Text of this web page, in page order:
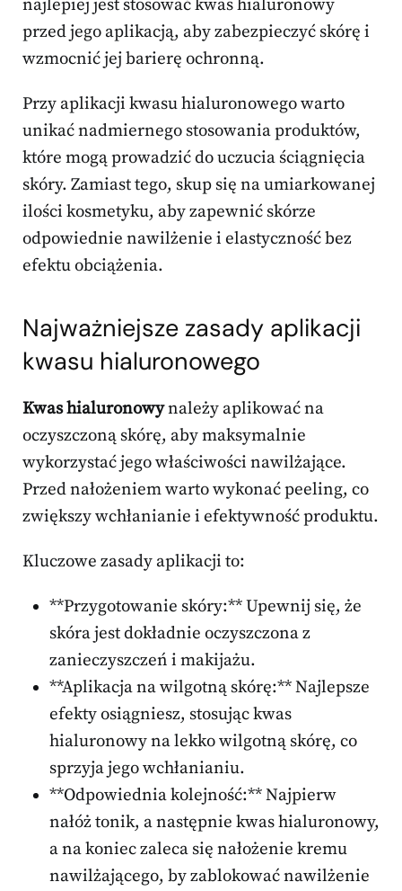
najlepiej jest stosować kwas hialuronowy
przed jego aplikacją, aby zabezpieczyć skórę i
wzmocnić jej barierę ochronną.
Przy aplikacji kwasu hialuronowego warto
unikać nadmiernego stosowania produktów,
które mogą prowadzić do uczucia ściągnięcia
skóry. Zamiast tego, skup się na umiarkowanej
ilości kosmetyku, aby zapewnić skórze
odpowiednie nawilżenie i elastyczność bez
efektu obciążenia.
Najważniejsze zasady aplikacji
kwasu hialuronowego
Kwas hialuronowynależy aplikować na
oczyszczoną skórę, aby maksymalnie
wykorzystać jego właściwości nawilżające.
Przed nałożeniem warto wykonać peeling, co
zwiększy wchłanianie i efektywność produktu.
Kluczowe zasady aplikacji to:
**Przygotowanie skóry:** Upewnij się, że
skóra jest dokładnie oczyszczona z
zanieczyszczeń i makijażu.
**Aplikacja na wilgotną skórę:** Najlepsze
efekty osiągniesz, stosując kwas
hialuronowy na lekko wilgotną skórę, co
sprzyja jego wchłanianiu.
**Odpowiednia kolejność:** Najpierw
nałóż tonik, a następnie kwas hialuronowy,
a na koniec zaleca się nałożenie kremu
nawilżającego, by zablokować nawilżenie